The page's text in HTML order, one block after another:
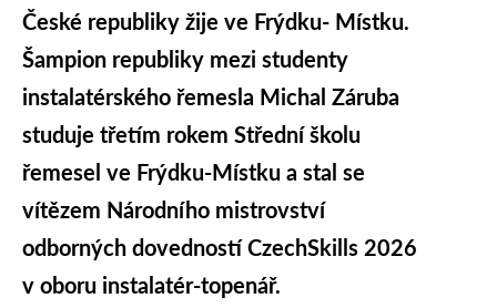
České republiky žije ve Frýdku- Místku.
Šampion republiky mezi studenty
instalatérského řemesla Michal Záruba
studuje třetím rokem Střední školu
řemesel ve Frýdku-Místku a stal se
vítězem Národního mistrovství
odborných dovedností CzechSkills 2026
v oboru instalatér-topenář.